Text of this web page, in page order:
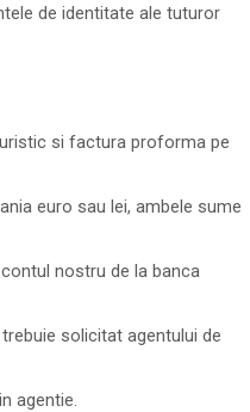
de identitate ale tuturor
si factura proforma pe
euro sau lei, ambele sume
nostru de la banca
solicitat agentului de
agentie.